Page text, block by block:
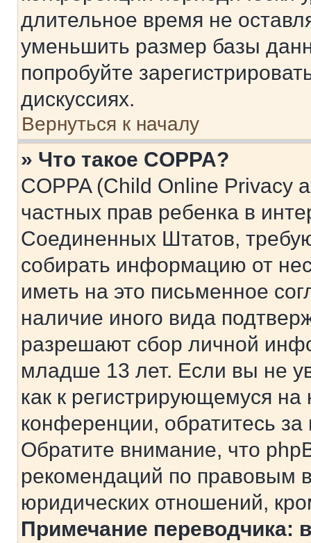
длительное время не
уменьшить размер базы
попробуйте
дискуссиях.
Вернуться к началу
» Что такое COPPA?
COPPA (Child Online Privacy
частных прав ребенка в
Соединенных Штатов,
собирать информацию от
иметь на это письменное
наличие иного вида
разрешают сбор личной
младше 13 лет. Если вы не
как к регистрирующемуся
конференции, обратитесь
Обратите внимание, что
рекомендаций по правовым
юридических отношений,
Примечание переводчика: